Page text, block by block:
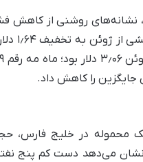
نشانه‌های روشنی از کاهش
نقدی
را کاهش داد.
محموله در خلیج فارس،